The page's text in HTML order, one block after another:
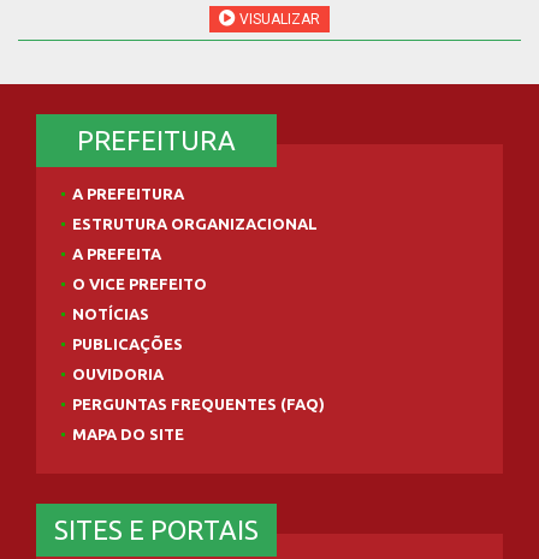
VISUALIZAR
PREFEITURA
A PREFEITURA
ESTRUTURA ORGANIZACIONAL
A PREFEITA
O VICE PREFEITO
NOTÍCIAS
PUBLICAÇÕES
OUVIDORIA
PERGUNTAS FREQUENTES (FAQ)
MAPA DO SITE
SITES E PORTAIS